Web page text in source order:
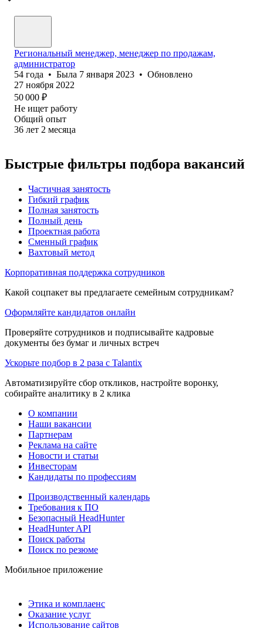
Региональный менеджер, менеджер по продажам,
администратор
54 года • Была 7 января 2023 • Обновлено
27 ноября 2022
50 000 ₽
Не ищет работу
Общий опыт
36 лет 2 месяца
Быстрые фильтры подбора вакансий
Частичная занятость
Гибкий график
Полная занятость
Полный день
Проектная работа
Сменный график
Вахтовый метод
Корпоративная поддержка сотрудников
Какой соцпакет вы предлагаете семейным сотрудникам?
Оформляйте кандидатов онлайн
Проверяйте сотрудников и подписывайте кадровые
документы без бумаг и личных встреч
Ускорьте подбор в 2 раза с Talantix
Автоматизируйте сбор откликов, настройте воронку,
собирайте аналитику в 2 клика
О компании
Наши вакансии
Партнерам
Реклама на сайте
Новости и статьи
Инвесторам
Кандидаты по профессиям
Производственный календарь
Требования к ПО
Безопасный HeadHunter
HeadHunter API
Поиск работы
Поиск по резюме
Мобильное приложение
Этика и комплаенс
Оказание услуг
Использование сайтов